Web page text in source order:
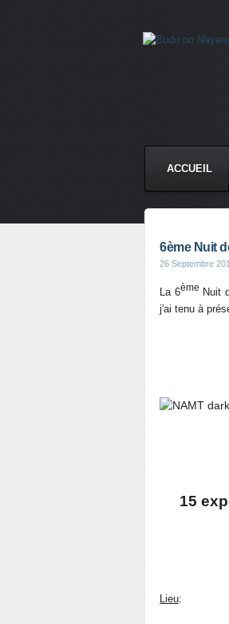
ACCUEIL
6ème Nuit
26 Septembre
La 6ème Nuit
j'ai tenu à
15
Lieu: